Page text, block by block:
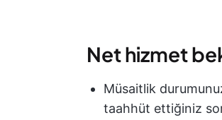
Net hizmet
Müsaitlik
taahhüt ettiğiniz